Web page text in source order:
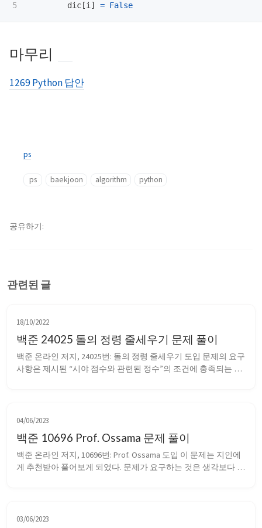
dic [i ] = False
마무리
1269 Python 답안
ps
ps baekjoon algorithm python
공유하기
관련된 글
18/10/2022
백준 24025 돌의 정령 줄세우기 문제 풀이
백준 온라인 저지, 24025번: 돌의 정령 줄세우기 도입 문제의 요구
사항은 제시된 “시야 점수와 관련된 정수”의 조건에 충족되는 배
j −i
양수는 ...
04/06/2023
백준 10696 Prof. Ossama 문제 풀이
백준 온라인 저지, 10696번: Prof. Ossama 도입 이 문제는 지인에
게 추천받아 풀어보게 되었다. 문제가 요구하는 것은 생각보다 간
03/06/2023